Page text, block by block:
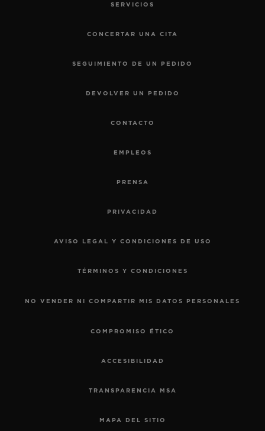
SERVICIOS
CONCERTAR UNA CITA
SEGUIMIENTO DE UN PEDIDO
DEVOLVER UN PEDIDO
CONTACTO
EMPLEOS
PRENSA
PRIVACIDAD
AVISO LEGAL Y CONDICIONES DE USO
TÉRMINOS Y CONDICIONES
NO VENDER NI COMPARTIR MIS DATOS PERSONALES
COMPROMISO ÉTICO
ACCESIBILIDAD
TRANSPARENCIA MSA
MAPA DEL SITIO